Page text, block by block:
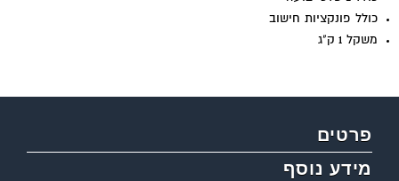
כולל פונקציות חישוב
משקל 1 ק"ג
פרטים
מידע נוסף